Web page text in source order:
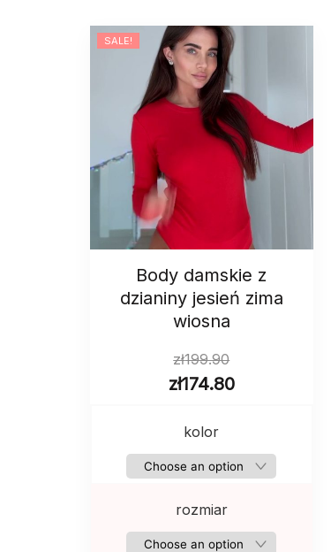
SALE!
Body damskie z
dzianiny jesień zima
wiosna
zł199.90
zł174.80
kolor
rozmiar